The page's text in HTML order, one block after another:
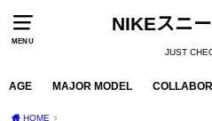
MENU
NIKEスニ
JUST
AGE MAJOR MODEL
HOME